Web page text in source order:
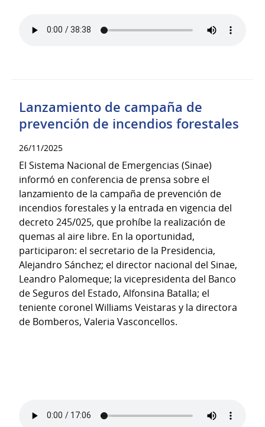
Lanzamiento de campaña de
prevención de incendios forestales
26/11/2025
El Sistema Nacional de Emergencias (Sinae)
informó en conferencia de prensa sobre el
lanzamiento de la campaña de prevención de
incendios forestales y la entrada en vigencia del
decreto 245/025, que prohíbe la realización de
quemas al aire libre. En la oportunidad,
participaron: el secretario de la Presidencia,
Alejandro Sánchez; el director nacional del Sinae,
Leandro Palomeque; la vicepresidenta del Banco
de Seguros del Estado, Alfonsina Batalla; el
teniente coronel Williams Veistaras y la directora
de Bomberos, Valeria Vasconcellos.